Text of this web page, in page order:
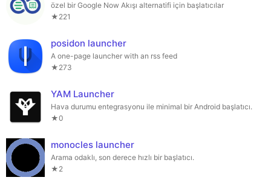
özel bir Google Now Akışı alternatifi için başlatıcılar
★221
posidon launcher
A one-page launcher with an rss feed
★273
YAM Launcher
Hava durumu entegrasyonu ile minimal bir Android başlatıcı.
★0
monocles launcher
Arama odaklı, son derece hızlı bir başlatıcı.
★2